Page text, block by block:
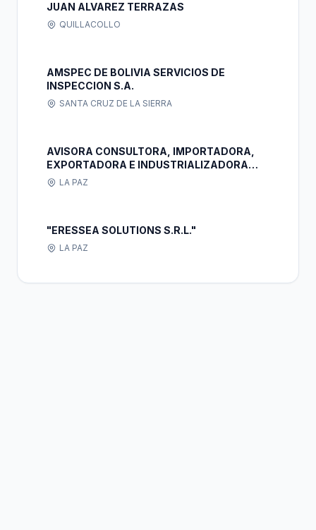
JUAN ALVAREZ TERRAZAS
QUILLACOLLO
AMSPEC DE BOLIVIA SERVICIOS DE
INSPECCION S.A.
SANTA CRUZ DE LA SIERRA
AVISORA CONSULTORA, IMPORTADORA,
EXPORTADORA E INDUSTRIALIZADORA
SOCIEDAD ANONIMA.
LA PAZ
"ERESSEA SOLUTIONS S.R.L."
LA PAZ